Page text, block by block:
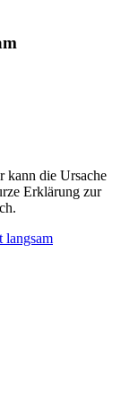
kann die Ursache
Erklärung zur
langsam